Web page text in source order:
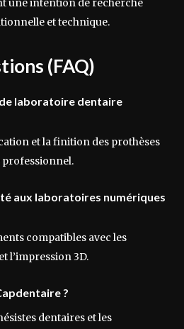
une intention de recherche
et technique.
(FAQ)
laboratoire dentaire
et la finition des prothèses
professionnel.
aux laboratoires numériques
compatibles avec les
l’impression 3D.
?
dentaires et les